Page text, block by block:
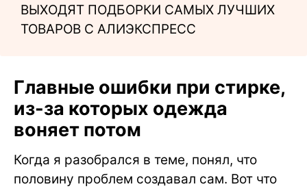
ВЫХОДЯТ ПОДБОРКИ САМЫХ ЛУЧШИХ
ТОВАРОВ С АЛИЭКСПРЕСС
Главные ошибки при стирке,
из-за которых одежда
воняет потом
Когда я разобрался в теме, понял, что
половину проблем создавал сам. Вот что